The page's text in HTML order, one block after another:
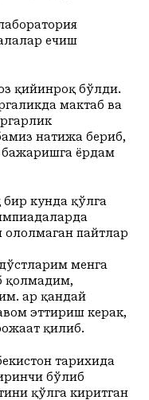
ечиш
қийинроқ бўлди.
мактаб ва
натижа бериб,
ёрдам
кунда қўлга
пайтлар
менга
қолмадим,
Ҳар қандай
эттириш керак,
қилиб.
тарихида
бўлиб
қўлга киритган